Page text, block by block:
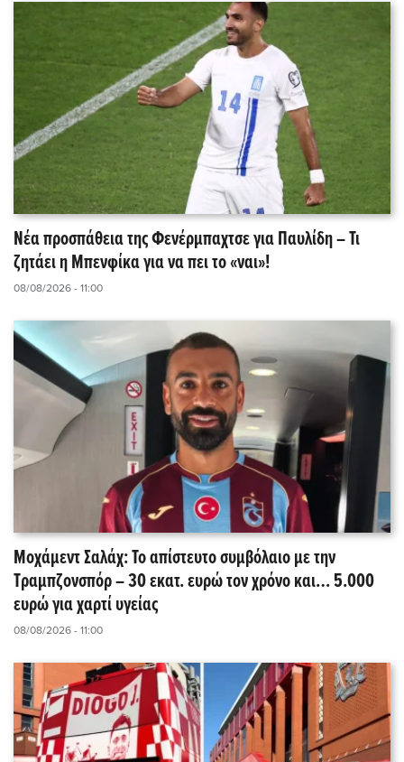
Νέα προσπάθεια της Φενέρμπαχτσε για Παυλίδη – Τι
ζητάει η Μπενφίκα για να πει το «ναι»!
08/08/2026 - 11:00
Μοχάμεντ Σαλάχ: Το απίστευτο συμβόλαιο με την
Τραμπζονσπόρ – 30 εκατ. ευρώ τον χρόνο και… 5.000
ευρώ για χαρτί υγείας
08/08/2026 - 11:00